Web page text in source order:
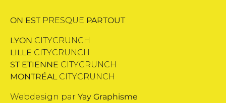
ON EST PRESQUE PARTOUT
LYON CITYCRUNCH
LILLE CITYCRUNCH
ST ETIENNE CITYCRUNCH
MONTRÉALCITYCRUNCH
Webdesign par Yay Graphisme